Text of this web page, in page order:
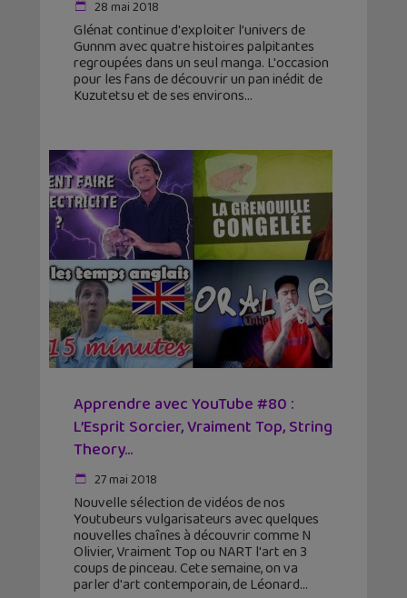
28 mai 2018
Glénat continue d'exploiter l’univers de
Gunnm avec quatre histoires palpitantes
regroupées dans un seul manga. L'occasion
pour les fans de découvrir un pan inédit de
Kuzutetsu et de ses environs
Apprendre avec YouTube #80 :
L’Esprit Sorcier, Vraiment Top, String
Theory…
27 mai 2018
Nouvelle sélection de vidéos de nos
Youtubeurs vulgarisateurs avec quelques
nouvelles chaînes à découvrir comme N
Olivier, Vraiment Top ou NART l'art en 3
coups de pinceau. Cete semaine, on va
parler d'art contemporain, de Léonard